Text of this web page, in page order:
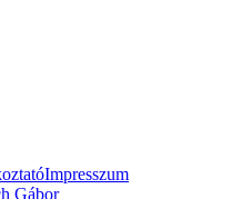
Impresszum
Gábor